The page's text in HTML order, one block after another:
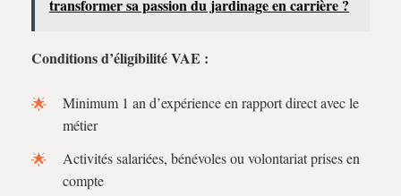
transformer sa passion du jardinage en carrière ?
Conditions d’éligibilité VAE :
Minimum 1 an d’expérience en rapport direct avec le
métier
Activités salariées, bénévoles ou volontariat prises en
compte